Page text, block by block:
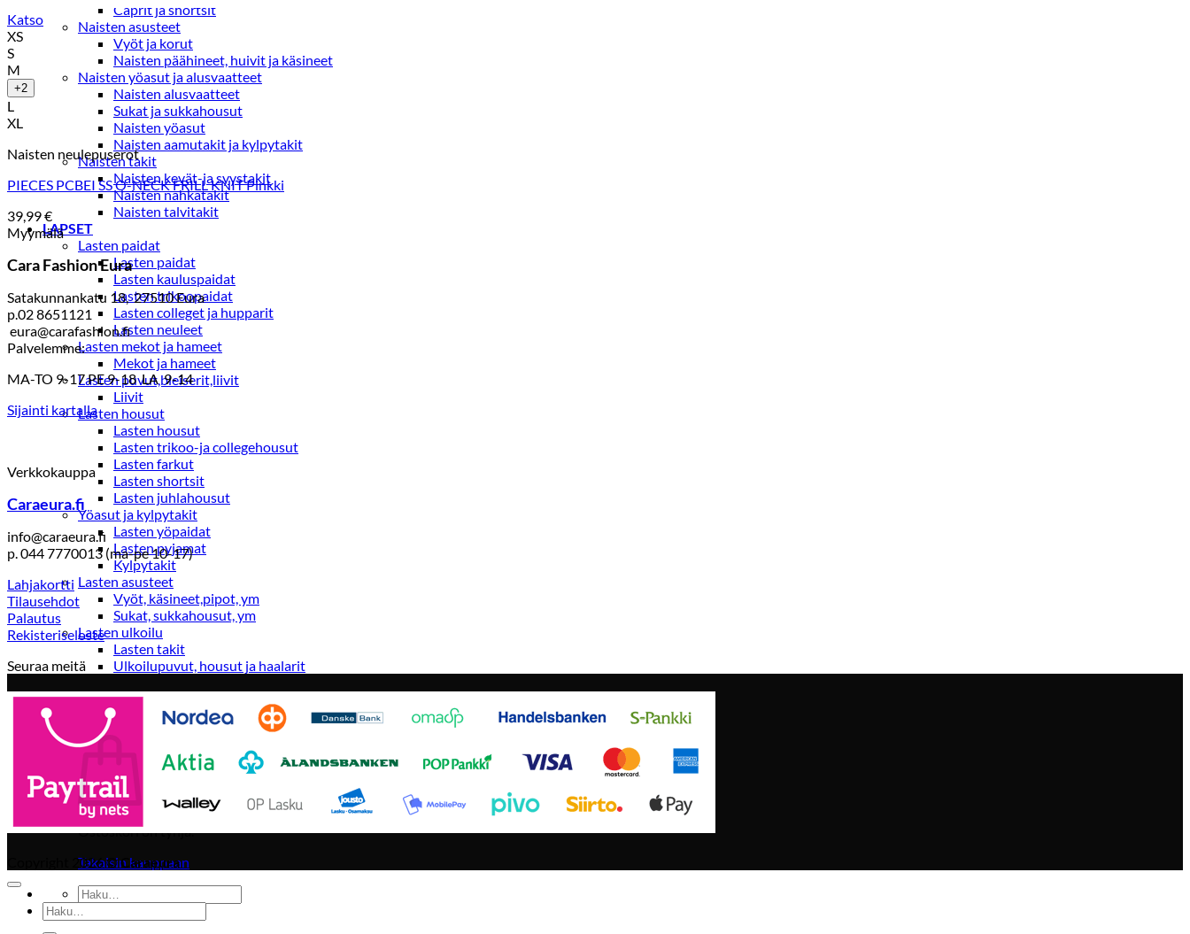
Caprit ja shortsit
Naisten asusteet
Vyöt ja korut
Naisten päähineet, huivit ja käsineet
Naisten yöasut ja alusvaatteet
Naisten alusvaatteet
Sukat ja sukkahousut
Naisten yöasut
Naisten aamutakit ja kylpytakit
Naisten takit
Naisten kevät-ja syystakit
Naisten nahkatakit
Naisten talvitakit
LAPSET
Lasten paidat
Lasten paidat
Lasten kauluspaidat
Lasten trikoopaidat
Lasten colleget ja hupparit
Lasten neuleet
Lasten mekot ja hameet
Mekot ja hameet
Lasten puvut,bleiserit,liivit
Liivit
Lasten housut
Lasten housut
Lasten trikoo-ja collegehousut
Lasten farkut
Lasten shortsit
Lasten juhlahousut
Yöasut ja kylpytakit
Lasten yöpaidat
Lasten pyjamat
Kylpytakit
Lasten asusteet
Vyöt, käsineet,pipot, ym
Sukat, sukkahousut, ym
Lasten ulkoilu
Lasten takit
Ulkoilupuvut, housut ja haalarit
Kirjaudu
Ostoskori on tyhjä.
Takaisin kauppaan
Etsi:
Katso
XS
S
M
+2
L
XL
Naisten neulepuserot
PIECES PCBEI SS O-NECK FRILL KNIT Pinkki
39,99€
Myymälä
Cara Fashion Eura
Satakunnankatu 18, 27510 Eura
p.02 8651121
eura@carafashion.fi
Palvelemme:
MA-TO 9-17 PE 9-18 LA 9-14
Sijainti kartalla
Verkkokauppa
Caraeura.fi
info@caraeura.fi
p. 044 7770013 (ma-pe 10-17)
Lahjakortti
Tilausehdot
Palautus
Rekisteriseloste
Seuraa meitä
Copyright 2026 ©Caraeura
Etsi: